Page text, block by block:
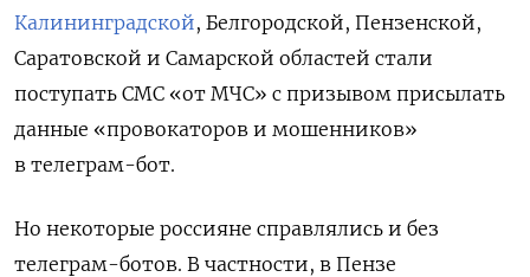
Калининградской, Белгородской, Пензенской,
Саратовской и Самарской областей стали
поступать СМС «от МЧС» с призывом присылать
данные «провокаторов и мошенников»
в телеграм-бот.
Но некоторые россияне справлялись и без
телеграм-ботов. В частности, в Пензе